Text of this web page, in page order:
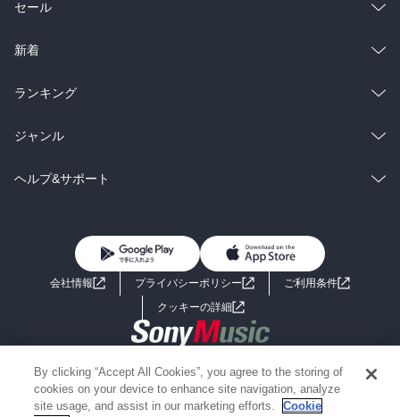
総合
ラノベ
雑誌・グラビア
BL・TL
セール
総合
ラノベ
雑誌・グラビア
BL・TL
新着
総合
ラノベ
雑誌・グラビア
ランキング
総合
ラノベ
ジャンル
コミック
ライトノベル 男子向けラノベ
小説
海外小説
ミステリー SF
ヘルプ&サポート
よくあるご質問 お問い合わせ
会社情報 プライバシーポリシー
ご利用条件
クッキーの詳細
Copyright 2017 - 2026 Sony Music Entertainment(Japan) Inc.
Information on the site is for the Japan domestic market only
powered by
By clicking “Accept All Cookies”, you agree to the storing of
cookies on your device to enhance site navigation, analyze
site usage, and assist in our marketing efforts.
Cookie